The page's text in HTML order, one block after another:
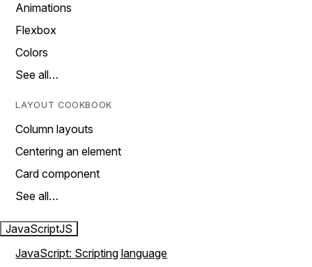
Animations
Flexbox
Colors
See all…
LAYOUT COOKBOOK
Column layouts
Centering an element
Card component
See all…
JavaScriptJS
JavaScript: Scripting language